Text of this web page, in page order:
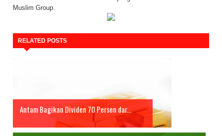
Muslim Group.
RELATED POSTS
Antam Bagikan Dividen 70 Persen dar...